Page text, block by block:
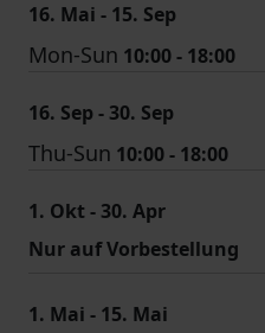
16. Mai - 15. Sep
Mon-Sun 10:00 - 18:00
16. Sep - 30. Sep
Thu-Sun 10:00 - 18:00
1. Okt - 30. Apr
Nur auf Vorbestellung
1. Mai - 15. Mai